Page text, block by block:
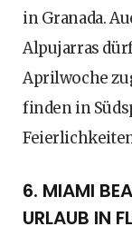
in Granada.
Alpujarras
Aprilwoche
finden in
Feierlichkeiten
6. MIAMI
URLAUB IN